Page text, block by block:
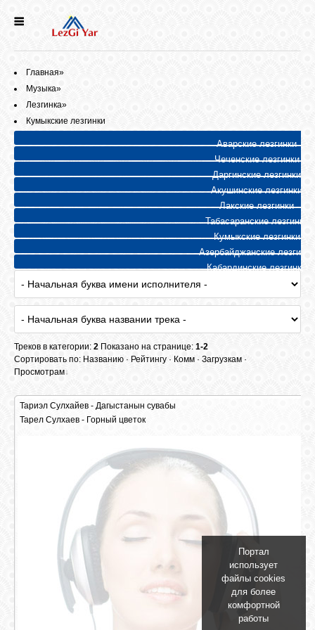
ИСТОРИЯ
ЛЕЗГИН
НАРОДЫ
БИБЛИОТЕКА
ФОРУМ
ГОСТЕВАЯ
Главная»
Музыка»
Лезгинка»
Кумыкские лезгинки
Аварские лезгинки
Чеченские лезгинки
Даргинские лезгинки
Акушинские лезгинки
Лакские лезгинки
Табасаранские лезгинки
Кумыкские лезгинки
Азербайджанские лезгинки
Кабардинские лезгинки
Треков в категории: 2 Показано на странице: 1-2
Сортировать по: Названию · Рейтингу · Комм · Загрузкам ·
Просмотрам
Тариэл Сулхайев - Дагыстанын сувабы
925 |
2080 | 320 kbps, 8.65 Mb
Тарел Сулхаев - Горный цветок
Портал
использует
файлы cookies
для более
комфортной
работы